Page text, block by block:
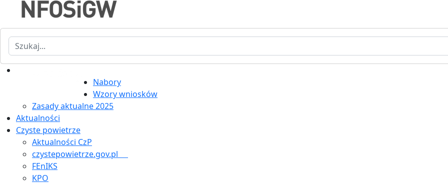
Szukaj
Nabory
Wzory wniosków
Zasady aktualne 2025
Aktualności
Czyste powietrze
Aktualności CzP
czystepowietrze.gov.pl
FEnIKS
KPO